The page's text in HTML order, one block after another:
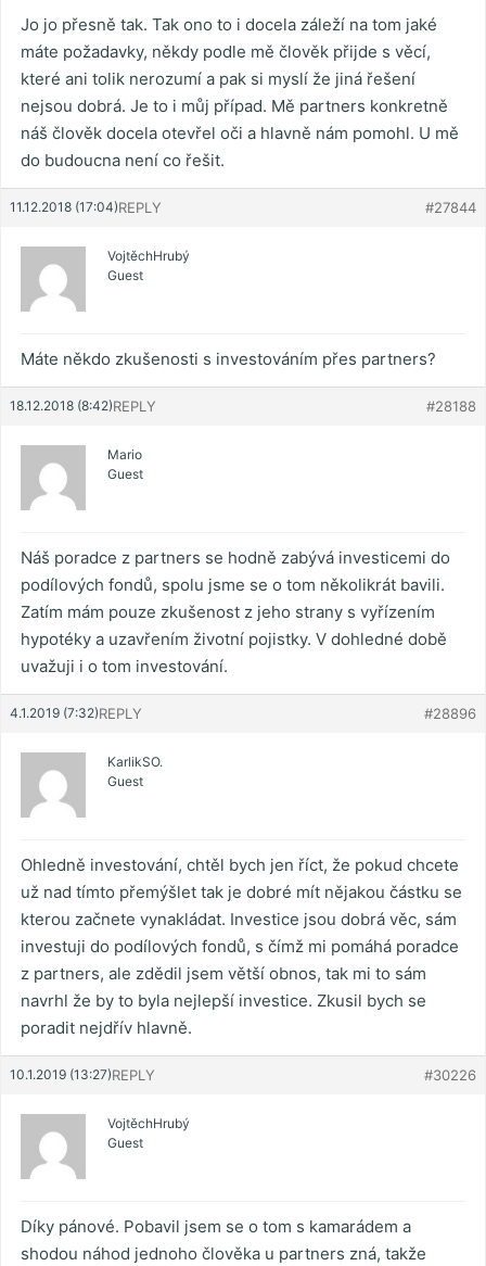
Jo jo přesně tak. Tak ono to i docela záleží na tom jaké
máte požadavky, někdy podle mě člověk přijde s věcí,
které ani tolik nerozumí a pak si myslí že jiná řešení
nejsou dobrá. Je to i můj případ. Mě partners konkretně
náš člověk docela otevřel oči a hlavně nám pomohl. U mě
do budoucna není co řešit.
11.12.2018 (17:04) #27844
REPLY
VojtěchHrubý
Guest
Máte někdo zkušenosti s investováním přes partners?
18.12.2018 (8:42) #28188
REPLY
Mario
Guest
Náš poradce z partners se hodně zabývá investicemi do
podílových fondů, spolu jsme se o tom několikrát bavili.
Zatím mám pouze zkušenost z jeho strany s vyřízením
hypotéky a uzavřením životní pojistky. V dohledné době
uvažuji i o tom investování.
4.1.2019 (7:32) #28896
REPLY
KarlikSO.
Guest
Ohledně investování, chtěl bych jen říct, že pokud chcete
už nad tímto přemýšlet tak je dobré mít nějakou částku se
kterou začnete vynakládat. Investice jsou dobrá věc, sám
investuji do podílových fondů, s čímž mi pomáhá poradce
z partners, ale zdědil jsem větší obnos, tak mi to sám
navrhl že by to byla nejlepší investice. Zkusil bych se
poradit nejdřív hlavně.
10.1.2019 (13:27) #30226
REPLY
VojtěchHrubý
Guest
Díky pánové. Pobavil jsem se o tom s kamarádem a
shodou náhod jednoho člověka u partners zná, takže